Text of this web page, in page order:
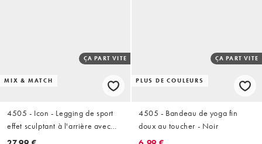
MIX & MATCH
ÇA PART VITE
4505 - Icon - Legging de sport
effet sculptant à l'arrière avec
poche intérieure et taille haute -
PLUS DE COULEURS
ÇA PART VITE
4505 - Bandeau de yoga fin
doux au toucher - Noir